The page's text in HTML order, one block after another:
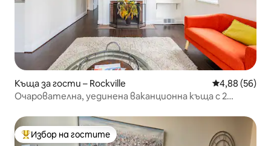
Къща за гости – Rockville Средна
4,88 (56)
Очарователна, уединена ваканционна къща с 2
Най-популярен избор на гостите
Избор на гостите